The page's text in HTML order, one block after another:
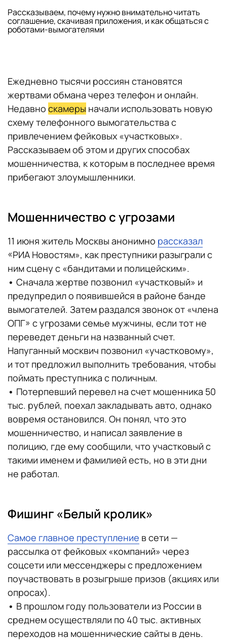
Рассказываем, почему нужно внимательно читать
соглашение, скачивая приложения, и как общаться с
роботами-вымогателями
Ежедневно тысячи россиян становятся
жертвами обмана через телефон и онлайн.
Недавно скамеры начали использовать новую
схему телефонного вымогательства с
привлечением фейковых «участковых».
Рассказываем об этом и других способах
мошенничества, к которым в последнее время
прибегают злоумышленники.
Мошенничество с угрозами
11 июня житель Москвы анонимно рассказал
«РИА Новостям», как преступники разыграли с
ним сцену с «бандитами и полицейским».
• Сначала жертве позвонил «участковый» и
предупредил о появившейся в районе банде
вымогателей. Затем раздался звонок от «члена
ОПГ» с угрозами семье мужчины, если тот не
переведет деньги на названный счет.
Напуганный москвич позвонил «участковому»,
и тот предложил выполнить требования, чтобы
поймать преступника с поличным.
• Потерпевший перевел на счет мошенника 50
тыс. рублей, поехал закладывать авто, однако
вовремя остановился. Он понял, что это
мошенничество, и написал заявление в
полицию, где ему сообщили, что участковый с
такими именем и фамилией есть, но в эти дни
не работал.
Фишинг «Белый кролик»
Самое главное преступление в сети —
рассылка от фейковых «компаний» через
соцсети или мессенджеры с предложением
поучаствовать в розыгрыше призов (акциях или
опросах).
• В прошлом году пользователи из России в
среднем осуществляли по 40 тыс. активных
переходов на мошеннические сайты в день.